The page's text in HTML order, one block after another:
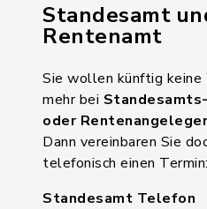
Standesamt
Rentenamt
Sie wollen künftig
mehr bei
oder
Dann vereinbaren Sie
telefonisch einen Termin:
Standesamt Telefon